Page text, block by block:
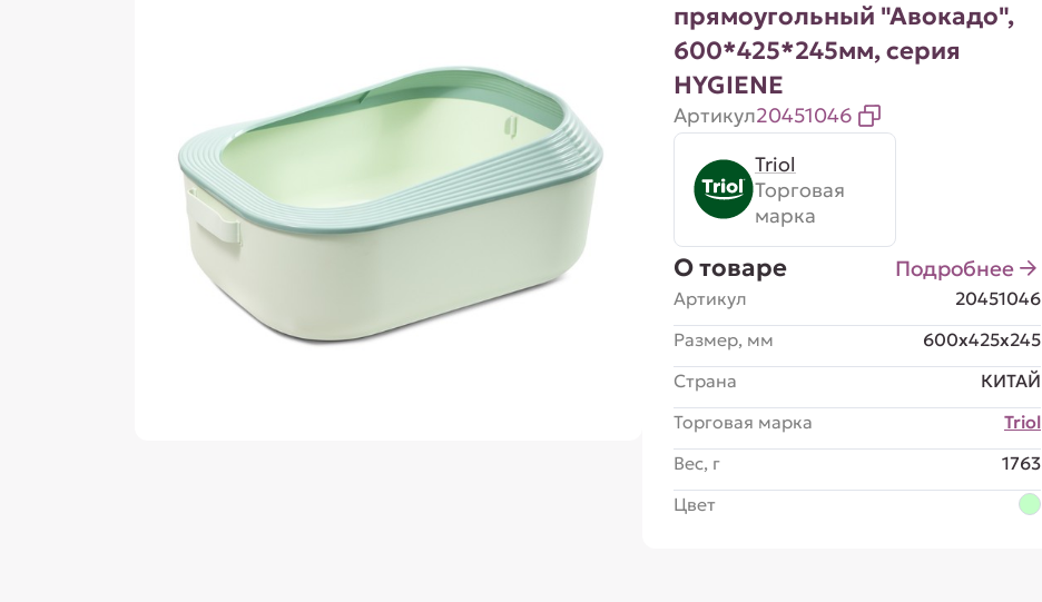
прямоугольный "Авокадо",
600*425*245мм, серия
HYGIENE
Артикул20451046
Triol
Торговая
марка
О товаре Подробнее
Артикул
20451046
Размер, мм
600x425x245
Страна
КИТАЙ
Торговая марка
Triol
Вес, г
1763
Цвет